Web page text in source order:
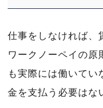
仕事をしなければ、
ワークノーペイの原
も実際には働いてい
金を支払う必要はな